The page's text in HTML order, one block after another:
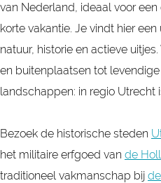
van Nederland, ideaal voor
korte vakantie. Je vindt hier
natuur, historie en actieve
en buitenplaatsen tot
landschappen: in regio Utrecht
Bezoek de historische steden
het militaire erfgoed van de
traditioneel vakmanschap bij